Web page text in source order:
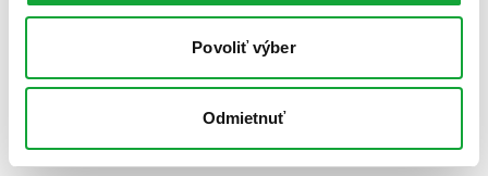
Povoliť výber
Odmietnuť